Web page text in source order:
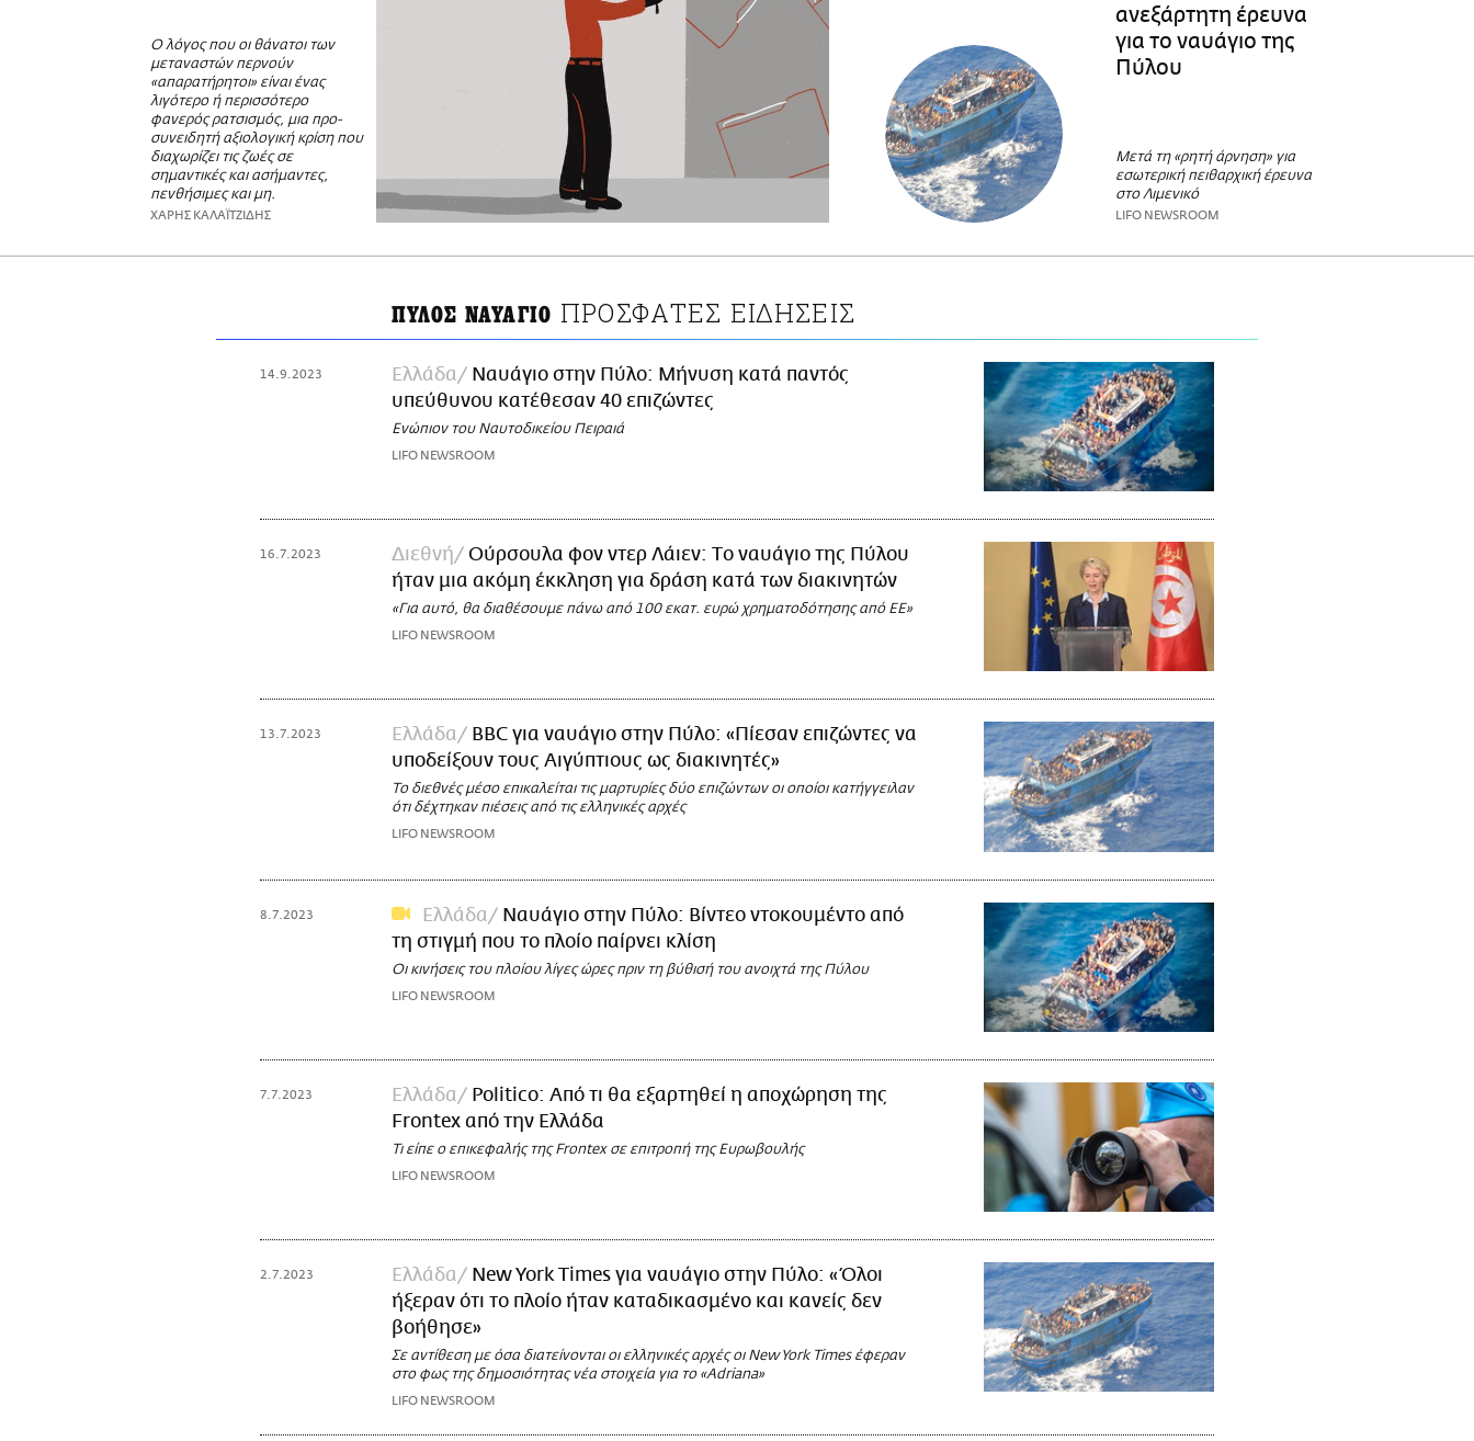
Ο λόγος που οι θάνατοι των
μεταναστών περνούν
«απαρατήρητοι» είναι ένας
λιγότερο ή περισσότερο
φανερός ρατσισμός, μια προ-
συνειδητή αξιολογική κρίση που
διαχωρίζει τις ζωές σε
σημαντικές και ασήμαντες,
πενθήσιμες και μη.
ΧΑΡΗΣ ΚΑΛΑΪΤΖΙΔΗΣ
ανεξάρτητη έρευνα
για το ναυάγιο της
Πύλου
Μετά τη «ρητή άρνηση» για
εσωτερική πειθαρχική έρευνα
στο Λιμενικό
LIFO NEWSROOM
ΠΥΛΟΣ ΝΑΥΑΓΙΟ ΠΡΟΣΦΑΤΕΣ ΕΙΔΗΣΕΙΣ
14.9.2023 Ελλάδα
Ναυάγιο στην Πύλο: Μήνυση κατά παντός
υπεύθυνου κατέθεσαν 40 επιζώντες
Ενώπιον του Ναυτοδικείου Πειραιά
LIFO NEWSROOM
16.7.2023 Διεθνή
Ούρσουλα φον ντερ Λάιεν: Tο ναυάγιο της Πύλου
ήταν μια ακόμη έκκληση για δράση κατά των διακινητών
«Για αυτό, θα διαθέσουμε πάνω από 100 εκατ. ευρώ χρηματοδότησης από ΕΕ»
LIFO NEWSROOM
13.7.2023 Ελλάδα
BBC για ναυάγιο στην Πύλο: «Πίεσαν επιζώντες να
υποδείξουν τους Αιγύπτιους ως διακινητές»
Το διεθνές μέσο επικαλείται τις μαρτυρίες δύο επιζώντων οι οποίοι κατήγγειλαν
ότι δέχτηκαν πιέσεις από τις ελληνικές αρχές
LIFO NEWSROOM
8.7.2023 Ελλάδα
Ναυάγιο στην Πύλο: Βίντεο ντοκουμέντο από
τη στιγμή που το πλοίο παίρνει κλίση
Οι κινήσεις του πλοίου λίγες ώρες πριν τη βύθισή του ανοιχτά της Πύλου
LIFO NEWSROOM
7.7.2023 Ελλάδα
Politico: Από τι θα εξαρτηθεί η αποχώρηση της
Frontex από την Ελλάδα
Τι είπε ο επικεφαλής της Frontex σε επιτροπή της Ευρωβουλής
LIFO NEWSROOM
2.7.2023 Ελλάδα
New York Times για ναυάγιο στην Πύλο: «Όλοι
ήξεραν ότι το πλοίο ήταν καταδικασμένο και κανείς δεν
βοήθησε»
Σε αντίθεση με όσα διατείνονται οι ελληνικές αρχές οι New York Times έφεραν
στο φως της δημοσιότητας νέα στοιχεία για το «Adriana»
LIFO NEWSROOM